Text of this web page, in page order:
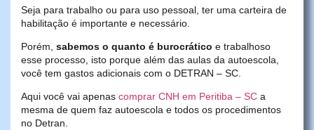
Seja para trabalho ou para uso pessoal, ter uma carteira de
habilitação é importante e necessário.
Porém, sabemos o quanto é burocrático e trabalhoso
esse processo, isto porque além das aulas da autoescola,
você tem gastos adicionais com o DETRAN – SC.
Aqui você vai apenas comprar CNH em Peritiba – SC a
mesma de quem faz autoescola e todos os procedimentos
no Detran.